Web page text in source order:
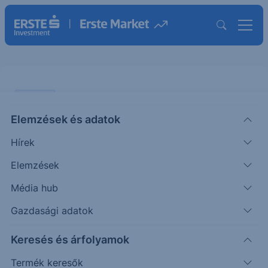
Elemzések és adatok
Hírek
Elemzések
Média hub
Gazdasági adatok
Keresés és árfolyamok
Termék keresők
időszakban. A bankok tőkehelyzete miatti
aggodalom elmúlt, köszönhetően a végrehajtott